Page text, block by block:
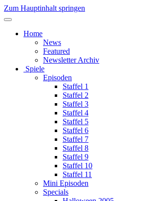
Zum Hauptinhalt springen
Home
News
Featured
Newsletter Archiv
Spiele
Episoden
Staffel 1
Staffel 2
Staffel 3
Staffel 4
Staffel 5
Staffel 6
Staffel 7
Staffel 8
Staffel 9
Staffel 10
Staffel 11
Mini Episoden
Specials